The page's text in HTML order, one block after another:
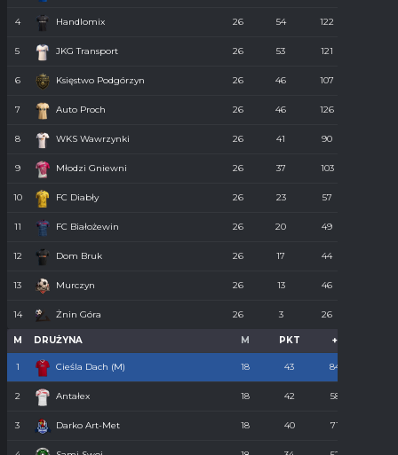
4 Handlomix 26 54 122
5 JKG Transport 26 53 121
6 Księstwo Podgórzyn 26 46 107
7 Auto Proch 26 46 126
8 WKS Wawrzynki 26 41 90
9 Młodzi Gniewni 26 37 103
10 FC Diabły 26 23 57
11 FC Białożewin 26 20 49
12 Dom Bruk 26 17 44
13 Murczyn 26 13 46
14 Żnin Góra 26 3 26
M DRUŻYNA M PKT +
1 Cieśla Dach (M) 18 43 84
2 Antałex 18 42 58
3 Darko Art-Met 18 40 71